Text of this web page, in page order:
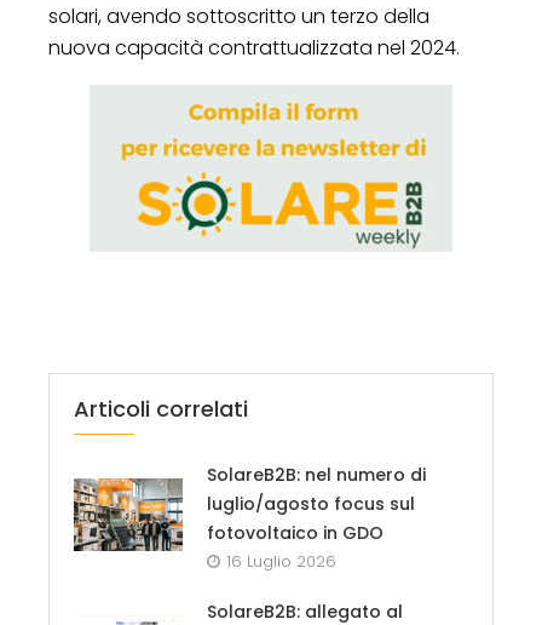
solari, avendo sottoscritto un terzo della
nuova capacità contrattualizzata nel 2024.
Articoli correlati
SolareB2B: nel numero di
luglio/agosto focus sul
fotovoltaico in GDO
16 Luglio 2026
SolareB2B: allegato al